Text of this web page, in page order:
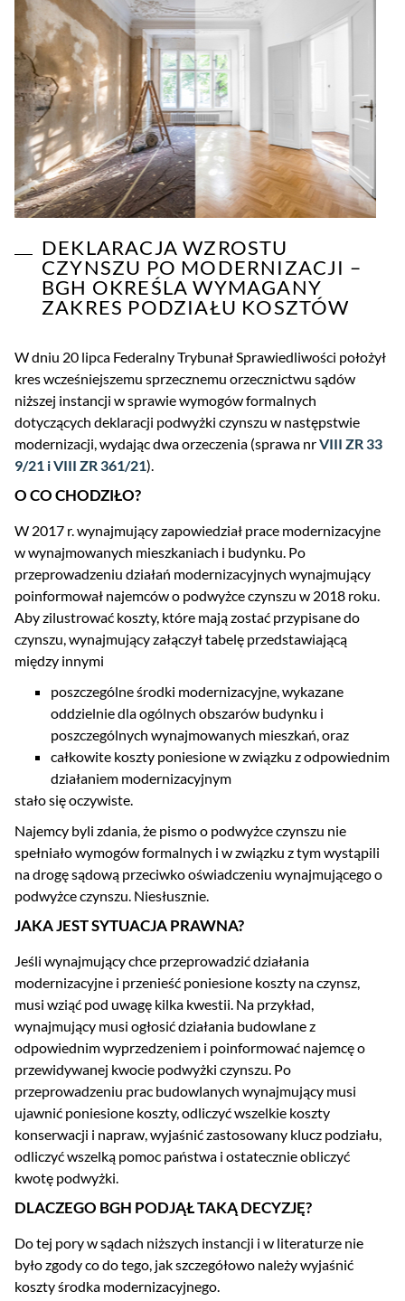
DEKLARACJA WZROSTU
CZYNSZU PO MODERNIZACJI –
BGH OKREŚLA WYMAGANY
ZAKRES PODZIAŁU KOSZTÓW
W dniu 20 lipca Federalny Trybunał Sprawiedliwości położył
kres wcześniejszemu sprzecznemu orzecznictwu sądów
niższej instancji w sprawie wymogów formalnych
dotyczących deklaracji podwyżki czynszu w następstwie
modernizacji, wydając dwa orzeczenia (sprawa nrVIII ZR 33
9/21 i VIII ZR 361/21).
O CO CHODZIŁO?
W 2017 r. wynajmujący zapowiedział prace modernizacyjne
w wynajmowanych mieszkaniach i budynku. Po
przeprowadzeniu działań modernizacyjnych wynajmujący
poinformował najemców o podwyżce czynszu w 2018 roku.
Aby zilustrować koszty, które mają zostać przypisane do
czynszu, wynajmujący załączył tabelę przedstawiającą
między innymi
poszczególne środki modernizacyjne, wykazane
oddzielnie dla ogólnych obszarów budynku i
poszczególnych wynajmowanych mieszkań, oraz
całkowite koszty poniesione w związku z odpowiednim
działaniem modernizacyjnym
stało się oczywiste.
Najemcy byli zdania, że pismo o podwyżce czynszu nie
spełniało wymogów formalnych i w związku z tym wystąpili
na drogę sądową przeciwko oświadczeniu wynajmującego o
podwyżce czynszu. Niesłusznie.
JAKA JEST SYTUACJA PRAWNA?
Jeśli wynajmujący chce przeprowadzić działania
modernizacyjne i przenieść poniesione koszty na czynsz,
musi wziąć pod uwagę kilka kwestii. Na przykład,
wynajmujący musi ogłosić działania budowlane z
odpowiednim wyprzedzeniem i poinformować najemcę o
przewidywanej kwocie podwyżki czynszu. Po
przeprowadzeniu prac budowlanych wynajmujący musi
ujawnić poniesione koszty, odliczyć wszelkie koszty
konserwacji i napraw, wyjaśnić zastosowany klucz podziału,
odliczyć wszelką pomoc państwa i ostatecznie obliczyć
kwotę podwyżki.
DLACZEGO BGH PODJĄŁ TAKĄ DECYZJĘ?
Do tej pory w sądach niższych instancji i w literaturze nie
było zgody co do tego, jak szczegółowo należy wyjaśnić
koszty środka modernizacyjnego.